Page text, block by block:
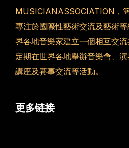
MUSICIANASSOCIATION，
專注於國際性藝術交流及藝術
界各地音樂家建立一個相互交
定期在世界各地舉辦音樂會、演
講座及賽事交流等活動。
更多链接